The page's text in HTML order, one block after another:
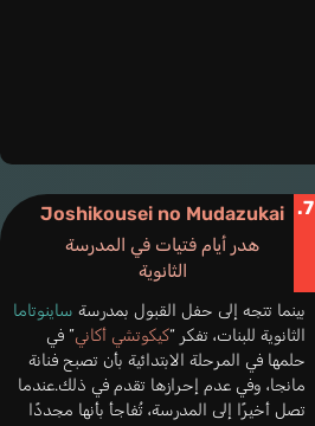
7.
Joshikousei no Mudazukai
هدر أيام فتيات في المدرسة
الثانوية
بينما تتجه إلى حفل القبول بمدرسة ساينوتاما
الثانوية للبنات، تفكر “كيكوتشي أكاني” في
حلمها في المرحلة الابتدائية بأن تصبح فنانة
مانجا، وفي عدم إحرازها تقدم في ذلك.عندما
تصل أخيرًا إلى المدرسة، تُفاجأ بأنها مجددًا